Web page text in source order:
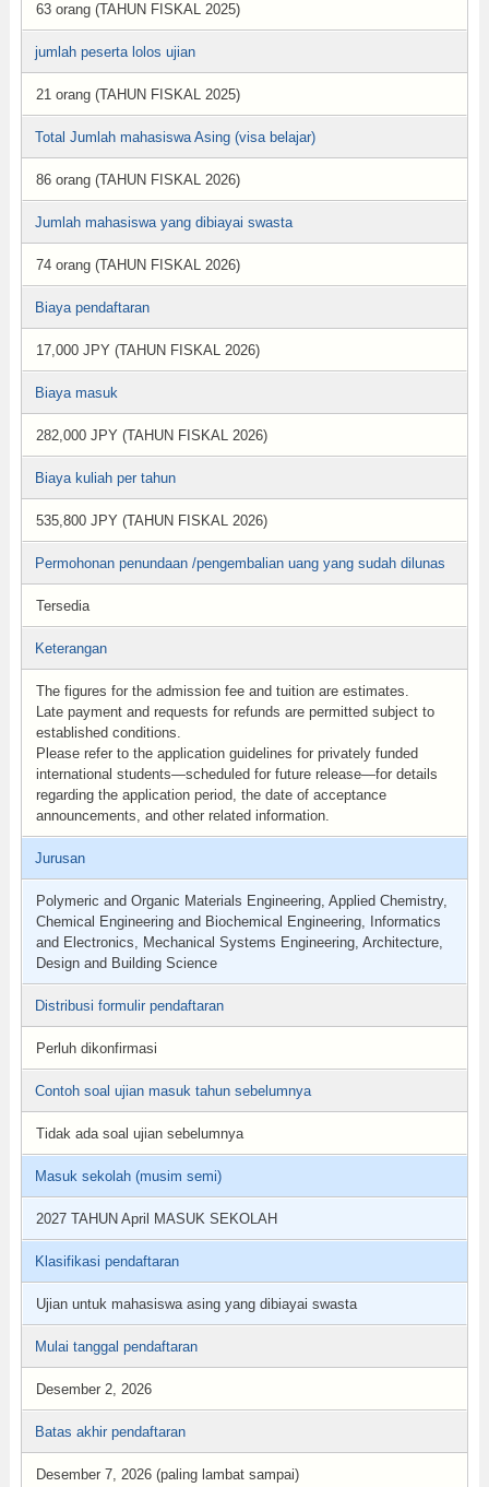
63 orang (TAHUN FISKAL 2025)
jumlah peserta lolos ujian
21 orang (TAHUN FISKAL 2025)
Total Jumlah mahasiswa Asing (visa belajar)
86 orang (TAHUN FISKAL 2026)
Jumlah mahasiswa yang dibiayai swasta
74 orang (TAHUN FISKAL 2026)
Biaya pendaftaran
17,000 JPY (TAHUN FISKAL 2026)
Biaya masuk
282,000 JPY (TAHUN FISKAL 2026)
Biaya kuliah per tahun
535,800 JPY (TAHUN FISKAL 2026)
Permohonan penundaan /pengembalian uang yang sudah dilunas
Tersedia
Keterangan
The figures for the admission fee and tuition are estimates.
Late payment and requests for refunds are permitted subject to
established conditions.
Please refer to the application guidelines for privately funded
international students—scheduled for future release—for details
regarding the application period, the date of acceptance
announcements, and other related information.
Jurusan
Polymeric and Organic Materials Engineering, Applied Chemistry,
Chemical Engineering and Biochemical Engineering, Informatics
and Electronics, Mechanical Systems Engineering, Architecture,
Design and Building Science
Distribusi formulir pendaftaran
Perluh dikonfirmasi
Contoh soal ujian masuk tahun sebelumnya
Tidak ada soal ujian sebelumnya
Masuk sekolah (musim semi)
2027 TAHUN April MASUK SEKOLAH
Klasifikasi pendaftaran
Ujian untuk mahasiswa asing yang dibiayai swasta
Mulai tanggal pendaftaran
Desember 2, 2026
Batas akhir pendaftaran
Desember 7, 2026 (paling lambat sampai)